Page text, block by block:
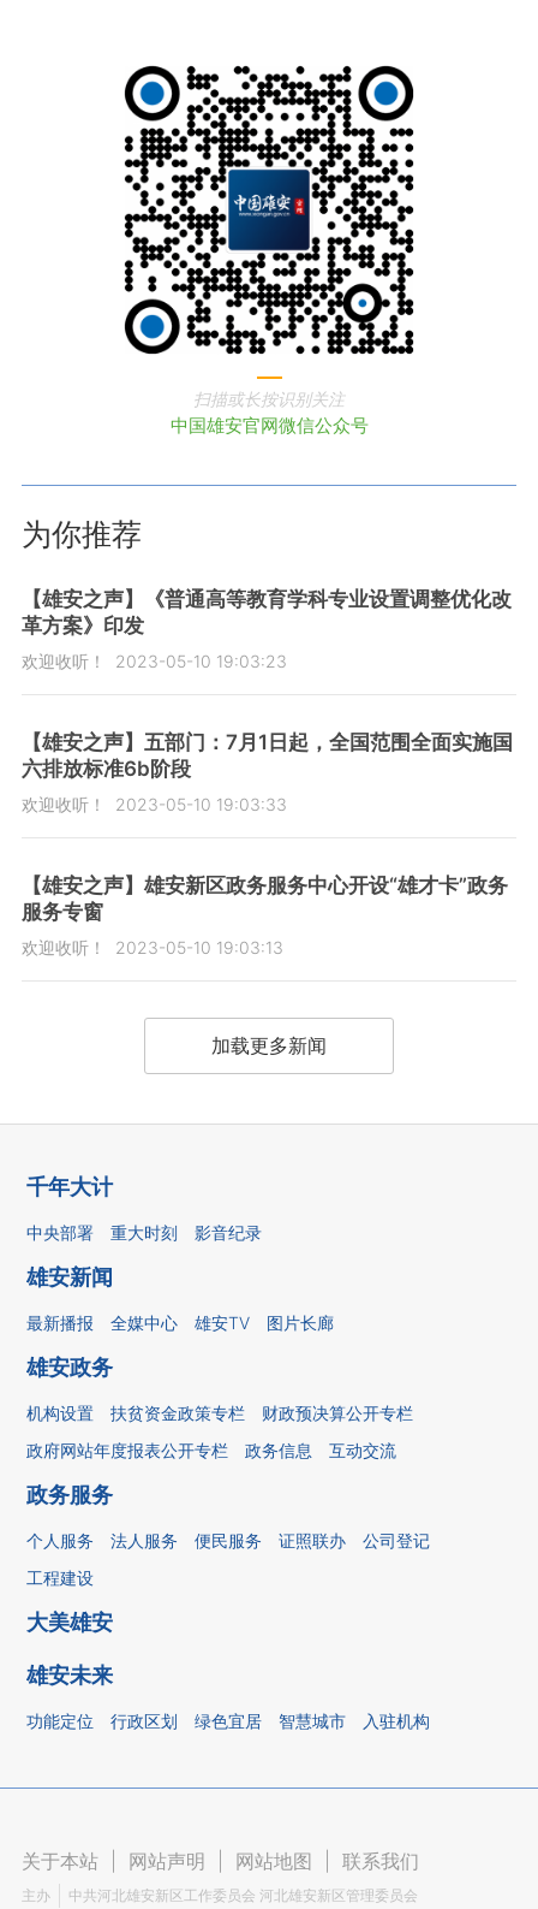
扫描或长按识别关注
中国雄安官网微信公众号
为你推荐
【雄安之声】《普通高等教育学科专业设置调整优化改
革方案》印发
欢迎收听！ 2023-05-10 19:03:23
【雄安之声】五部门：7月1日起，全国范围全面实施国
六排放标准6b阶段
欢迎收听！ 2023-05-10 19:03:33
【雄安之声】雄安新区政务服务中心开设“雄才卡”政务
服务专窗
欢迎收听！ 2023-05-10 19:03:13
加载更多新闻
千年大计
中央部署 重大时刻 影音纪录
雄安新闻
最新播报 全媒中心 雄安TV 图片长廊
雄安政务
机构设置 扶贫资金政策专栏
财政预决算公开专栏
政府网站年度报表公开专栏
政务信息 互动交流
政务服务
个人服务 法人服务 便民服务 证照联办
公司登记
工程建设
大美雄安
雄安未来
功能定位 行政区划 绿色宜居 智慧城市 入驻机构
关于本站 网站声明 网站地图 联系我们
主办 中共河北雄安新区工作委员会 河北雄安新区管理委员会